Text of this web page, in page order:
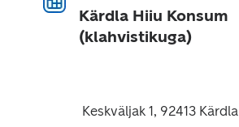
Kärdla Hiiu Konsum
(klahvistikuga)
Keskväljak 1, 92413 Kärdla